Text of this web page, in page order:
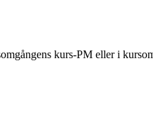
kurs-PM eller i